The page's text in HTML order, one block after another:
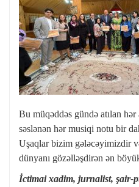
Bu müqəddəs gündə atılan
səslənən hər musiqi notu bir
Uşaqlar bizim gələcəyimizdir
dünyanı gözəlləşdirən ən
İctimai xadim, jurnalist, şair-